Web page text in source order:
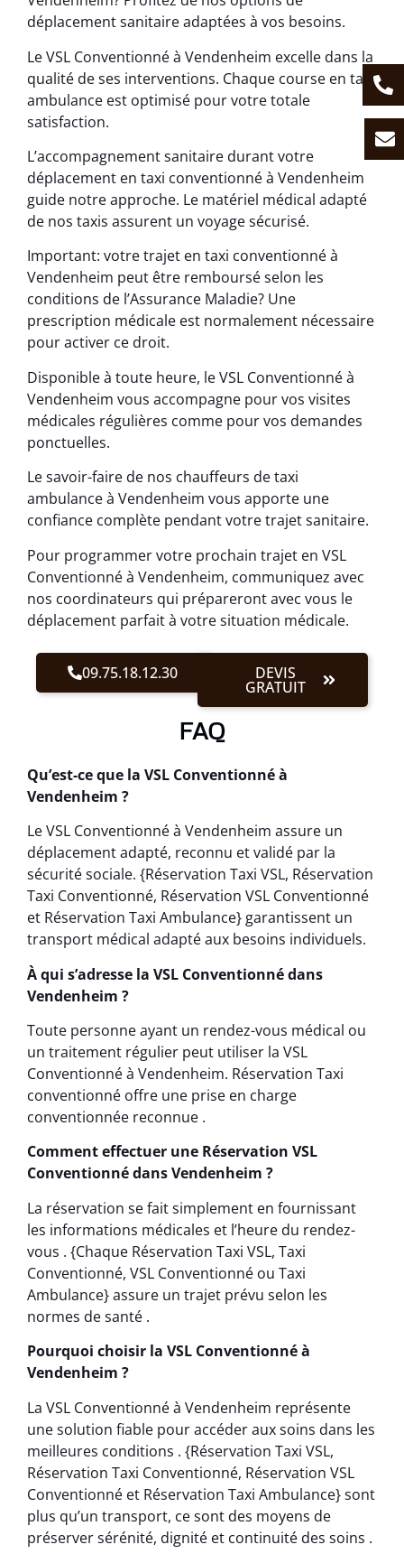
déplacement sanitaire adaptées à vos besoins.
Le VSL Conventionné à Vendenheim excelle dans la
qualité de ses interventions. Chaque course en taxi
ambulance est optimisé pour votre totale
satisfaction.
L’accompagnement sanitaire durant votre
déplacement en taxi conventionné à Vendenheim
guide notre approche. Le matériel médical adapté
de nos taxis assurent un voyage sécurisé.
Important: votre trajet en taxi conventionné à
Vendenheim peut être remboursé selon les
conditions de l’Assurance Maladie? Une
prescription médicale est normalement nécessaire
pour activer ce droit.
Disponible à toute heure, le VSL Conventionné à
Vendenheim vous accompagne pour vos visites
médicales régulières comme pour vos demandes
ponctuelles.
Le savoir-faire de nos chauffeurs de taxi
ambulance à Vendenheim vous apporte une
confiance complète pendant votre trajet sanitaire.
Pour programmer votre prochain trajet en VSL
Conventionné à Vendenheim, communiquez avec
nos coordinateurs qui prépareront avec vous le
déplacement parfait à votre situation médicale.
09.75.18.12.30 DEVIS
GRATUIT
FAQ
Qu’est-ce que la VSL Conventionné à
Vendenheim ?
Le VSL Conventionné à Vendenheim assure un
déplacement adapté, reconnu et validé par la
sécurité sociale. {Réservation Taxi VSL, Réservation
Taxi Conventionné, Réservation VSL Conventionné
et Réservation Taxi Ambulance} garantissent un
transport médical adapté aux besoins individuels.
À qui s’adresse la VSL Conventionné dans
Vendenheim ?
Toute personne ayant un rendez-vous médical ou
un traitement régulier peut utiliser la VSL
Conventionné à Vendenheim. Réservation Taxi
conventionné offre une prise en charge
conventionnée reconnue .
Comment effectuer une Réservation VSL
Conventionné dans Vendenheim ?
La réservation se fait simplement en fournissant
les informations médicales et l’heure du rendez-
vous . {Chaque Réservation Taxi VSL, Taxi
Conventionné, VSL Conventionné ou Taxi
Ambulance} assure un trajet prévu selon les
normes de santé .
Pourquoi choisir la VSL Conventionné à
Vendenheim ?
La VSL Conventionné à Vendenheim représente
une solution fiable pour accéder aux soins dans les
meilleures conditions . {Réservation Taxi VSL,
Réservation Taxi Conventionné, Réservation VSL
Conventionné et Réservation Taxi Ambulance} sont
plus qu’un transport, ce sont des moyens de
préserver sérénité, dignité et continuité des soins .